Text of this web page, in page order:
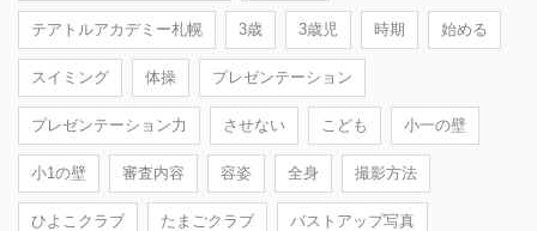
テアトルアカデミー札幌 3歳 3歳児 時期 始める
スイミング 体操 プレゼンテーション
プレゼンテーション力 させない こども 小一の壁
小1の壁 審査内容 容姿 全身 撮影方法
ひよこクラブ たまごクラブ バストアップ写真